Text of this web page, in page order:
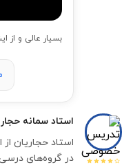
بسیار عالی و از
استاد سمانه
در گروه‌های